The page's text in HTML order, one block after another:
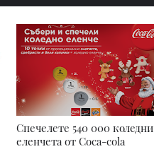
Спечелете 540 000 коледни
еленчета от Coca-cola